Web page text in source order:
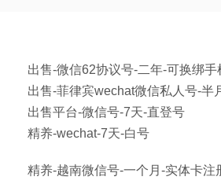
出售-微信62协议号-二年-可换绑手
出售-菲律宾wechat微信私人号-半
出售平台-微信号-7天-直登号
精养-wechat-7天-白号
精养-越南微信号-一个月-实体卡注